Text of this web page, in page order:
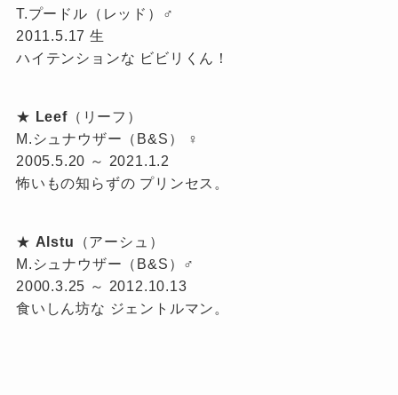
T.プードル（レッド）♂
2011.5.17 生
ハイテンションな ビビリくん！
★ Leef（リーフ）
M.シュナウザー（B&S） ♀
2005.5.20 ～ 2021.1.2
怖いもの知らずの プリンセス。
★ Alstu （アーシュ）
M.シュナウザー（B&S）♂
2000.3.25 ～ 2012.10.13
食いしん坊な ジェントルマン。